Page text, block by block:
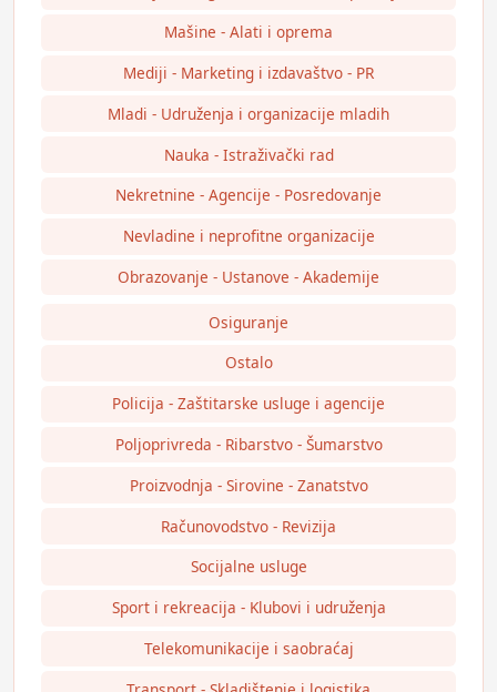
Mašine - Alati i oprema
Mediji - Marketing i izdavaštvo - PR
Mladi - Udruženja i organizacije mladih
Nauka - Istraživački rad
Nekretnine - Agencije - Posredovanje
Nevladine i neprofitne organizacije
Obrazovanje - Ustanove - Akademije
Osiguranje
Ostalo
Policija - Zaštitarske usluge i agencije
Poljoprivreda - Ribarstvo - Šumarstvo
Proizvodnja - Sirovine - Zanatstvo
Računovodstvo - Revizija
Socijalne usluge
Sport i rekreacija - Klubovi i udruženja
Telekomunikacije i saobraćaj